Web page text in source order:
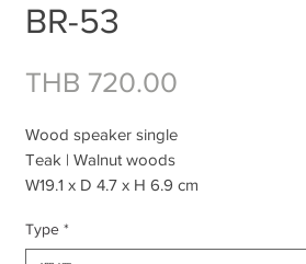
BR-53
THB 720.00價格
Wood speaker single
Teak | Walnut woods
W19.1 x D 4.7 x H 6.9 cm
Wood Speaker Single, a timeless and
elegant addition to any audio setup.
Type *